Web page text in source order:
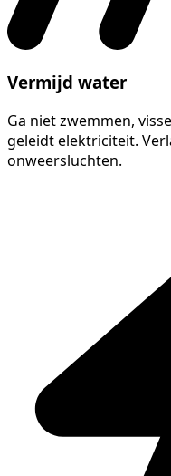
Vermijd water
Ga niet zwemmen,
geleidt elektriciteit.
onweersluchten.